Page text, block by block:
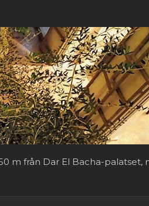
m från Dar El Bacha-palatset,